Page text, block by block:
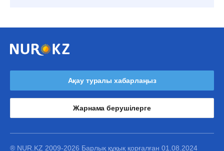
Ақау туралы хабарлаңыз
Жарнама берушілерге
® NUR.KZ 2009-2026 Барлық құқық қорғалған 01.08.2024